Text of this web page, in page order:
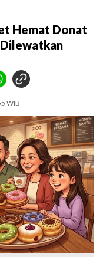
Hemat Donat
Dilewatkan
WIB